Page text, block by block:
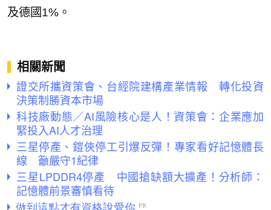
及德國1%。
相關新聞
證交所攜資策會、台經院建構產業情報 轉化投資
決策制勝資本市場
科技廠動態／AI風險核心是人！資策會：企業應加
緊投入AI人才治理
三星停產、鎧俠停工引爆反彈！專家看好記憶體長
線 籲嚴守1紀律
三星LPDDR4停產 中國搶缺額大擴產！分析師：
記憶體前景審慎看待